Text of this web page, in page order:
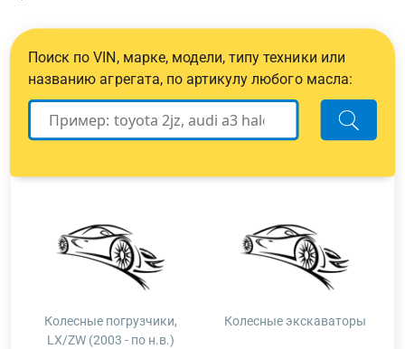
Поиск по VIN, марке, модели, типу техники или
названию агрегата, по артикулу любого масла:
Колесные погрузчики,
LX/ZW (2003 - по н.в.)
Колесные экскаваторы